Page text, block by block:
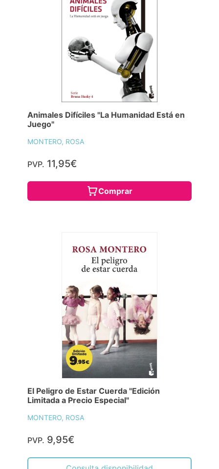
Animales Difíciles "La Humanidad Está en
Juego"
MONTERO, ROSA
PVP. 11,95€
Comprar
El Peligro de Estar Cuerda "Edición
Limitada a Precio Especial"
MONTERO, ROSA
PVP. 9,95€